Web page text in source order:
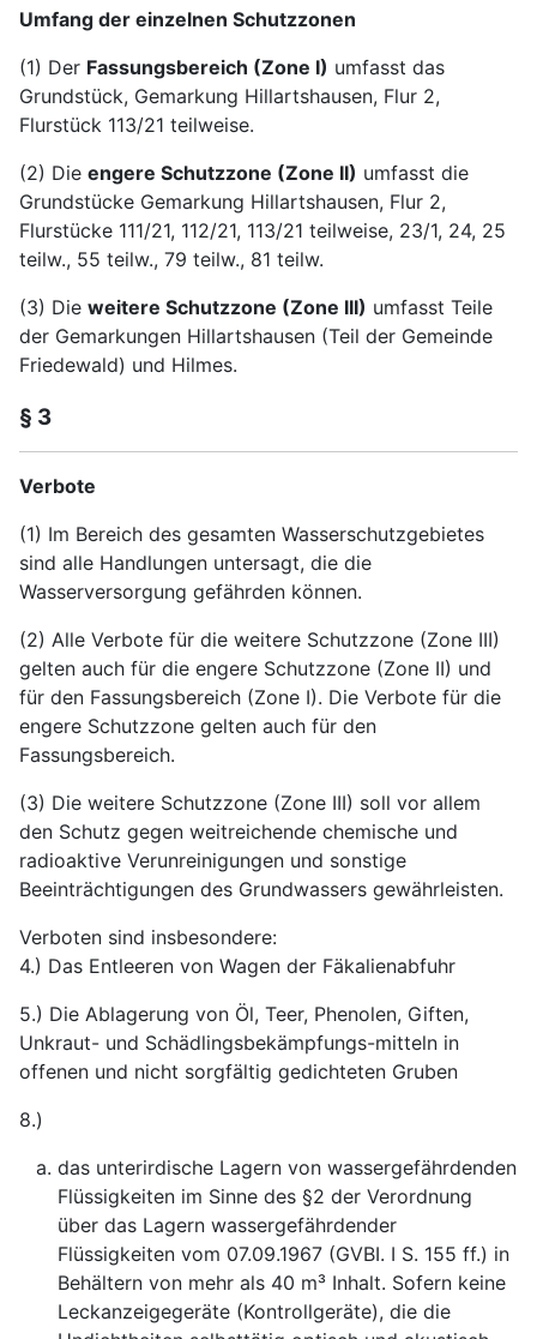
Umfang der einzelnen Schutzzonen
(1) Der Fassungsbereich (Zone I) umfasst das
Grundstück, Gemarkung Hillartshausen, Flur 2,
Flurstück 113/21 teilweise.
(2) Die engere Schutzzone (Zone II) umfasst die
Grundstücke Gemarkung Hillartshausen, Flur 2,
Flurstücke 111/21, 112/21, 113/21 teilweise, 23/1, 24, 25
teilw., 55 teilw., 79 teilw., 81 teilw.
(3) Die weitere Schutzzone (Zone III) umfasst Teile
der Gemarkungen Hillartshausen (Teil der Gemeinde
Friedewald) und Hilmes.
§ 3
Verbote
(1) Im Bereich des gesamten Wasserschutzgebietes
sind alle Handlungen untersagt, die die
Wasserversorgung gefährden können.
(2) Alle Verbote für die weitere Schutzzone (Zone III)
gelten auch für die engere Schutzzone (Zone II) und
für den Fassungsbereich (Zone I). Die Verbote für die
engere Schutzzone gelten auch für den
Fassungsbereich.
(3) Die weitere Schutzzone (Zone III) soll vor allem
den Schutz gegen weitreichende chemische und
radioaktive Verunreinigungen und sonstige
Beeinträchtigungen des Grundwassers gewährleisten.
Verboten sind insbesondere:
4.) Das Entleeren von Wagen der Fäkalienabfuhr
5.) Die Ablagerung von Öl, Teer, Phenolen, Giften,
Unkraut- und Schädlingsbekämpfungs-mitteln in
offenen und nicht sorgfältig gedichteten Gruben
8.)
das unterirdische Lagern von wassergefährdenden
Flüssigkeiten im Sinne des §2 der Verordnung
über das Lagern wassergefährdender
Flüssigkeiten vom 07.09.1967 (GVBI. I S. 155 ff.) in
Behältern von mehr als 40 m³ Inhalt. Sofern keine
Leckanzeigegeräte (Kontrollgeräte), die die